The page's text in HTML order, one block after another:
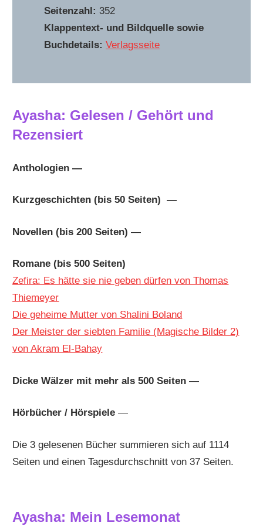
Seitenzahl:352
Klappentext- und Bildquelle sowie
Buchdetails: Verlagsseite
Ayasha: Gelesen / Gehört und
Rezensiert
Anthologien —
Kurzgeschichten (bis 50 Seiten) —
Novellen (bis 200 Seiten) —
Romane (bis 500 Seiten)
Zefira: Es hätte sie nie geben dürfen von Thomas
Thiemeyer
Die geheime Mutter von Shalini Boland
Der Meister der siebten Familie (Magische Bilder 2)
von Akram El-Bahay
Dicke Wälzer mit mehr als 500 Seiten —
Hörbücher / Hörspiele —
Die 3 gelesenen Bücher summieren sich auf 1114
Seiten und einen Tagesdurchschnitt von 37 Seiten.
Ayasha: Mein Lesemonat